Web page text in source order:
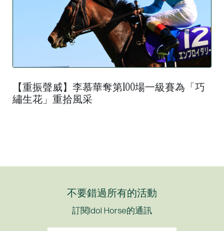
【重振聲威】李慕華奪第100場一級賽為「巧
繡生花」重拾風采
不要錯過所有的活動
訂閱Idol Horse的通訊